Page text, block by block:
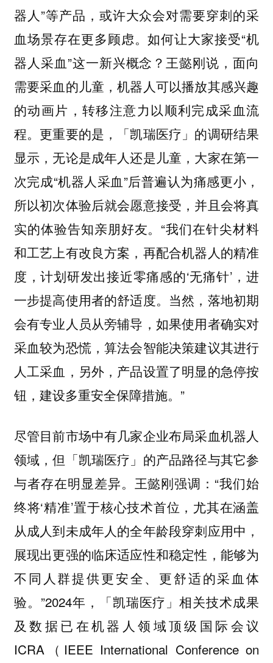
器人”等产品，或许大众会对需要穿刺的采
血场景存在更多顾虑。如何让大家接受“机
器人采血”这一新兴概念？王懿刚说，面向
需要采血的儿童，机器人可以播放其感兴趣
的动画片，转移注意力以顺利完成采血流
程。更重要的是，「凯瑞医疗」的调研结果
显示，无论是成年人还是儿童，大家在第一
次完成“机器人采血”后普遍认为痛感更小，
所以初次体验后就会愿意接受，并且会将真
实的体验告知亲朋好友。“我们在针尖材料
和工艺上有改良方案，再配合机器人的精准
度，计划研发出接近零痛感的‘无痛针’，进
一步提高使用者的舒适度。当然，落地初期
会有专业人员从旁辅导，如果使用者确实对
采血较为恐慌，算法会智能决策建议其进行
人工采血，另外，产品设置了明显的急停按
钮，建设多重安全保障措施。”
尽管目前市场中有几家企业布局采血机器人
领域，但「凯瑞医疗」的产品路径与其它参
与者存在明显差异。王懿刚强调：“我们始
终将‘精准’置于核心技术首位，尤其在涵盖
从成人到未成年人的全年龄段穿刺应用中，
展现出更强的临床适应性和稳定性，能够为
不同人群提供更安全、更舒适的采血体
验。”2024年，「凯瑞医疗」相关技术成果
及数据已在机器人领域顶级国际会议
ICRA（IEEE International Conference on